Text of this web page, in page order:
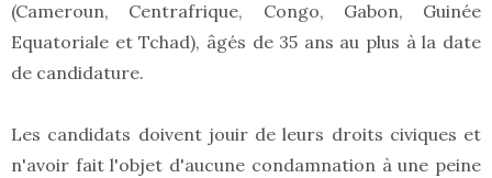
(Cameroun, Centrafrique, Congo, Gabon, Guinée
Equatoriale et Tchad), âgés de 35 ans au plus à la date
de candidature.
Les candidats doivent jouir de leurs droits civiques et
n'avoir fait l'objet d'aucune condamnation à une peine